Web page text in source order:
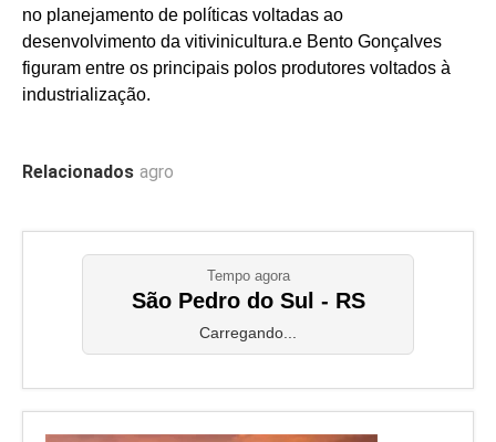
no planejamento de políticas voltadas ao
desenvolvimento da vitivinicultura.e Bento Gonçalves
figuram entre os principais polos produtores voltados à
industrialização.
Relacionados agro
Tempo agora
São Pedro do Sul - RS
Carregando...